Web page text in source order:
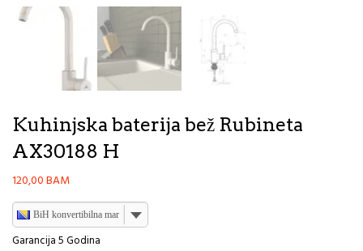
Kuhinjska baterija bež Rubineta
AX30188 H
120,00BAM
BiH konvertibilna marka
Garancija 5 Godina